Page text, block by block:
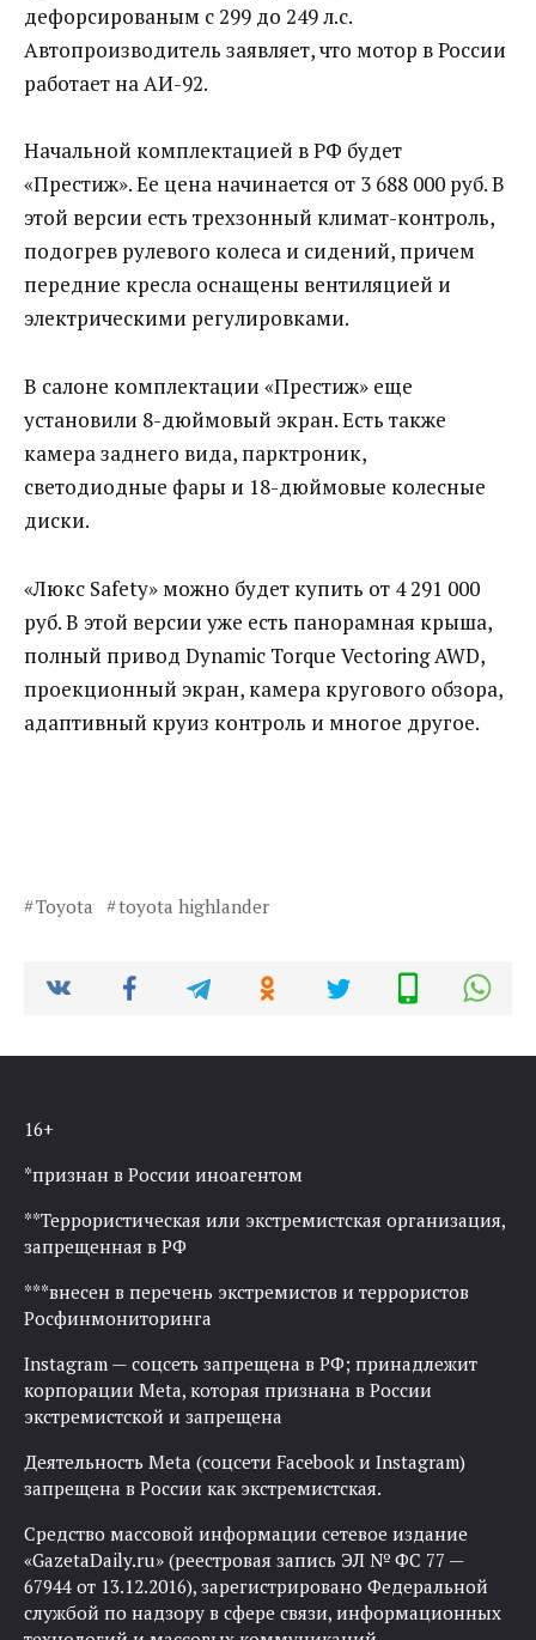
дефорсированым с 299 до 249 л.с.
Автопроизводитель заявляет, что мотор в России
работает на АИ-92.
Начальной комплектацией в РФ будет
«Престиж». Ее цена начинается от 3 688 000 руб. В
этой версии есть трехзонный климат-контроль,
подогрев рулевого колеса и сидений, причем
передние кресла оснащены вентиляцией и
электрическими регулировками.
В салоне комплектации «Престиж» еще
установили 8-дюймовый экран. Есть также
камера заднего вида, парктроник,
светодиодные фары и 18-дюймовые колесные
диски.
«Люкс Safety» можно будет купить от 4 291 000
руб. В этой версии уже есть панорамная крыша,
полный привод Dynamic Torque Vectoring AWD,
проекционный экран, камера кругового обзора,
адаптивный круиз контроль и многое другое.
Toyota toyota highlander
16+
*признан в России иноагентом
**Террористическая или экстремистская организация,
запрещенная в РФ
***внесен в перечень экстремистов и террористов
Росфинмониторинга
Instagram — соцсеть запрещена в РФ; принадлежит
корпорации Meta, которая признана в России
экстремистской и запрещена
Деятельность Meta (соцсети Facebook и Instagram)
запрещена в России как экстремистская.
Средство массовой информации сетевое издание
«GazetaDaily.ru» (реестровая запись ЭЛ № ФС 77 —
67944 от 13.12.2016), зарегистрировано Федеральной
службой по надзору в сфере связи, информационных